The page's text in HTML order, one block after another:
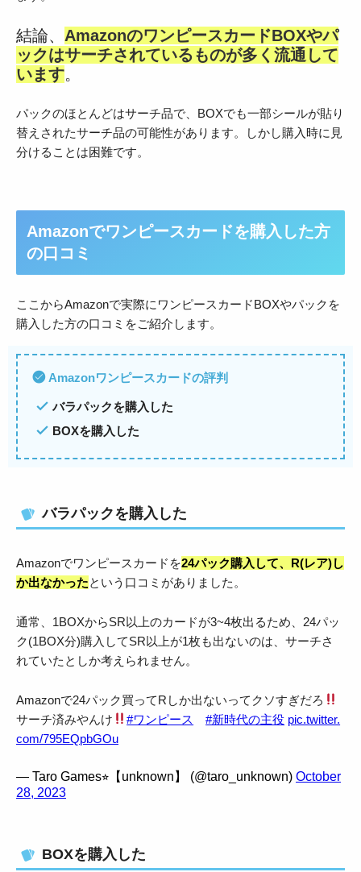
結論、 AmazonのワンピースカードBOXやパ
ックはサーチされているものが多く流通して
います。
パックのほとんどはサーチ品で、BOXでも一部シールが貼り
替えされたサーチ品の可能性があります。しかし購入時に見
分けることは困難です。
Amazonでワンピースカードを購入した方
の口コミ
ここからAmazonで実際にワンピースカードBOXやパックを
購入した方の口コミをご紹介します。
Amazonワンピースカードの評判
バラパックを購入した
BOXを購入した
バラパックを購入した
Amazonでワンピースカードを24パック購入して、R(レア)し
か出なかったという口コミがありました。
通常、1BOXからSR以上のカードが3~4枚出るため、24パッ
ク(1BOX分)購入してSR以上が1枚も出ないのは、サーチさ
れていたとしか考えられません。
Amazonで24パック買ってRしか出ないってクソすぎだろ
サーチ済みやんけ
#ワンピース #新時代の主役 pic.twitter.
com/795EQpbGOu
— Taro Games⭐︎【unknown】 (@taro_unknown) October
28, 2023
BOXを購入した